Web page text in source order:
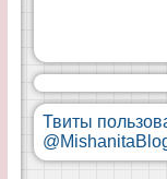
Твиты